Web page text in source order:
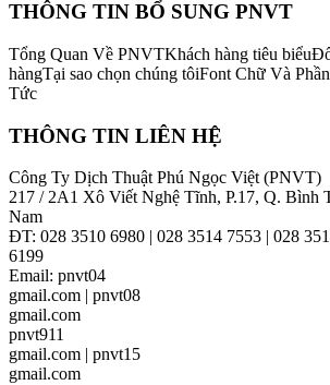
THÔNG TIN BỔ SUNG PNVT
Tổng Quan Về PNVTKhách hàng tiêu
hàngTại sao chọn chúng tôiFont Chữ Và
Tức
THÔNG TIN LIÊN HỆ
Công Ty Dịch Thuật Phú Ngọc Việt (PNVT)
217 / 2A1 Xô Viết Nghệ Tĩnh, P.17, Q. Bình
Nam
ĐT: 028 3510 6980 | 028 3514 7553 | 028
6199
Email: pnvt04
gmail.com | pnvt08
gmail.com
pnvt911
gmail.com | pnvt15
gmail.com